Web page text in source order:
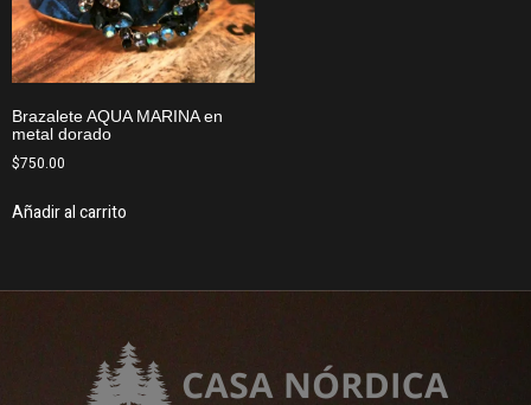
Brazalete AQUA MARINA en
metal dorado
$750.00
Añadir al carrito